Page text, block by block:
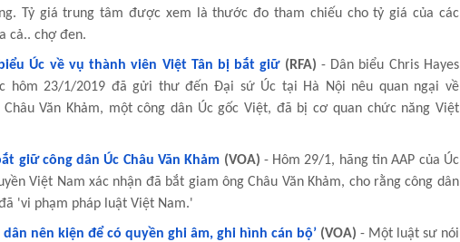
Tỷ giá trung tâm được xem là thước đo tham chiếu cho tỷ giá của các
cả.. chợ đen.
Úc về vụ thành viên Việt Tân bị bắt giữ(RFA) - Dân biểu Chris Hayes
hôm 23/1/2019 đã gửi thư đến Đại sứ Úc tại Hà Nội nêu quan ngại về
Văn Khảm, một công dân Úc gốc Việt, đã bị cơ quan chức năng Việt
giữ công dân Úc Châu Văn Khảm (VOA) - Hôm 29/1, hãng tin AAP của Úc
Việt Nam xác nhận đã bắt giam ông Châu Văn Khảm, cho rằng công dân
'vi phạm pháp luật Việt Nam.'
dân nên kiện để có quyền ghi âm, ghi hình cán bộ’(VOA) - Một luật sư nói